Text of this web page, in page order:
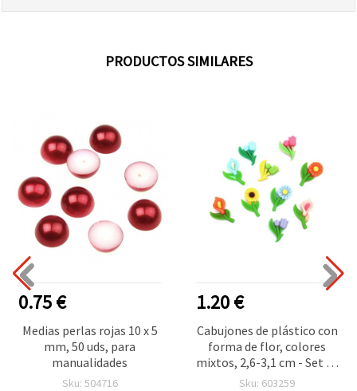
PRODUCTOS SIMILARES
0.75 €
Medias perlas rojas 10 x 5
mm, 50 uds, para
manualidades
Sku: 504716
1.20 €
Cabujones de plástico con
forma de flor, colores
mixtos, 2,6-3,1 cm - Set de
10 uds
Sku: 603259